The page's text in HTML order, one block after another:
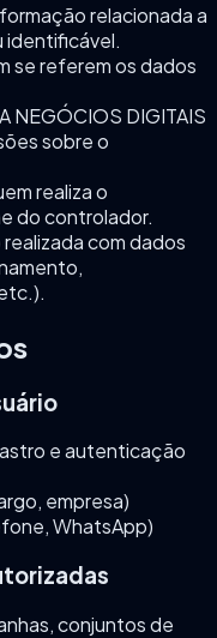
relacionada a
identificável.
se referem os dados
NEGÓCIOS DIGITAIS
sobre o
realiza o
do controlador.
com dados
e autenticação
empresa)
WhatsApp)
conjuntos de